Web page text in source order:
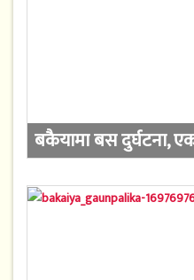
बकैयामा बस दुर्घटना,